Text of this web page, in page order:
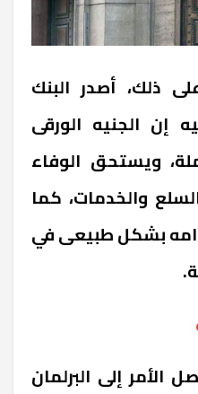
ذلك، أصدر البنك
إن الجنيه الورقى
ويستحق الوفاء
والخدمات، كما
بشكل طبيعى في
إلى البرلمان